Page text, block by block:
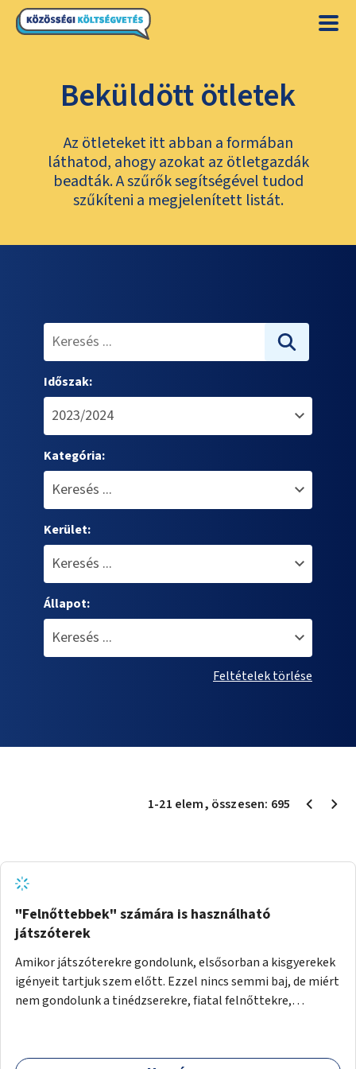
Beküldött ötletek
Az ötleteket itt abban a formában
láthatod, ahogy azokat az ötletgazdák
beadták. A szűrők segítségével tudod
szűkíteni a megjelenített listát.
Időszak:
Kategória:
Kerület:
Állapot:
Feltételek törlése
1-21 elem, összesen: 695
"Felnőttebbek" számára is használható
játszóterek
Amikor játszóterekre gondolunk, elsősorban a kisgyerekek
igényeit tartjuk szem előtt. Ezzel nincs semmi baj, de miért
nem gondolunk a tinédzserekre, fiatal felnőttekre,
infrastruktúra. Az idősebb korosztályok játszóterének